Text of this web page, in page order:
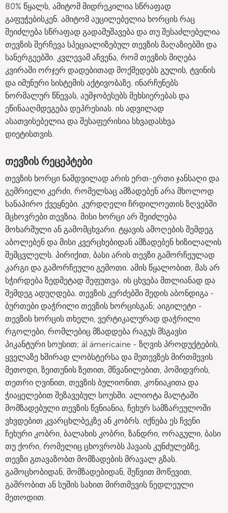
80% წყალს, ამიტომ მიდრეკილია სწრაფად
გაფუჭებისკენ. ამიტომ აუცილებელია ხორცის რაც
შეიძლება სწრაფად გადამუშავება და თუ შესაძლებელია
თევზის შერჩევა სპეციალიზებულ თევზის მაღაზიებში და
სანერგეებში. კვლევამ აჩვენა, რომ თევზის მიღება
კვირაში ორჯერ დადებითად მოქმედებს გულის, ტვინის
და იმუნური სისტემის აქტივობაზე. ინარჩუნებს
ნორმალურ წნევას, აუმჯობესებს მეხსიერებას და
ეწინააღმდეგება დეპრესიას. ის ადვილად
ასათვისებელია და შესაფერისია სხვადასხვა
დიეტისთვის.
თევზის რეცეპტები
თევზის ხორცი ნამდვილად არის ერთ-ერთი ჯანსაღი და
გემრიელი კერძი, რომელსაც ამზადებენ არა მხოლოდ
სანაპირო ქვეყნები. კურდღელი ჩრდილოეთის ზღვებში
მცხოვრები თევზია. მისი ხორცი არ შეიძლება
მოხარშული ან გამომცხვარი. ტყავის ამოღების შემდეგ
აბოლებენ და მისი კვერცხებიდან ამზადებენ ხიზილალის
შემცვლელს. პირიქით, ბასი არის თევზი გამორჩეულად
კარგი და გამორჩეული გემოთი. ამის წყალობით, მას არ
სჭირდება ზედმეტად შეფუთვა. ის ცხვება მთლიანად და
შემდეგ ადუღდება. თევზის კერძებში შედის აბონდიგა -
ბურთები დაჭრილი თევზის ხორცისგან; აიგილეტი -
თევზის ხორცის თხელი, ვერტიკალურად დაჭრილი
რგოლები, რომლებიც მზადდება რაგუს მსგავსი
პიკანტური სოუსით; ál ámericaine - ზღვის პროდუქტების,
ყველაზე ხშირად ლობსტერსა და მეთევზეს მირთმევის
მეთოდი, ზეითუნის ზეთით, მწვანილებით, პომიდვრის,
თეთრი ღვინით, თევზის ბულიონით, კონიაკითა და
ჭიაყელებით შეზავებულ სოუსში. ალიოტა მალტაში
მომზადებული თევზის წვნიანია, ჩეხურ სამზარეულოში
ვხვდებით კვარცხლბეკზე ან კობრს. იქნება ეს ჩვენი
ჩეხური კობრი, ბალახის კობრი, ზანდრი, ორაგული, ბასი
თუ ქორი, რომელიც ცხოვრობს ჰავაის კუნძულებზე,
თევზი გთავაზობთ მომზადების მრავალ გზას.
გამოცხობიდან, მომზადებიდან, შეწვით მოწევით,
გაშრობით ან სუშის სახით მირთმევის ნედლეული
მეთოდით.